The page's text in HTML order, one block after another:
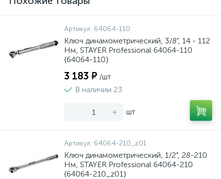
Артикул: 64064-110
Ключ динамометрический, 3/8", 14 - 112
Нм, STAYER Professional 64064-110
{64064-110}
3 183 ₽ /шт
В наличии 23
- + шт
Артикул: 64064-210_z01
Ключ динамометрический, 1/2", 28-210
Нм, STAYER Professional 64064-210
{64064-210_z01}